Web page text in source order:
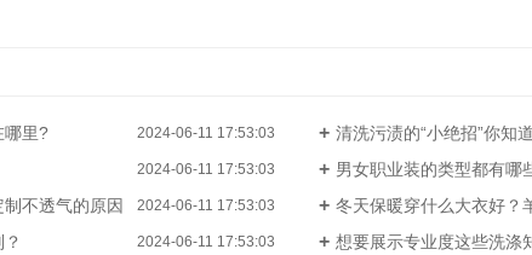
哪里? 2024-06-11 17:53:03 清洗污渍的“小绝招”你知
2024-06-11 17:53:03 男女职业装的类型都有哪
不透气的原因 2024-06-11 17:53:03 冬天保暖穿什么大衣好？
2024-06-11 17:53:03 想要展示专业度这些洗涤